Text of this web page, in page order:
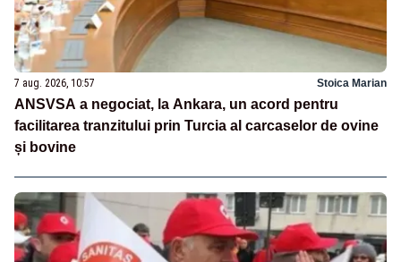
7 aug. 2026, 10:57 Stoica Marian
ANSVSA a negociat, la Ankara, un acord pentru
facilitarea tranzitului prin Turcia al carcaselor de ovine
și bovine